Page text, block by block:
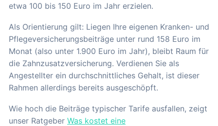
etwa 100 bis 150 Euro im Jahr erzielen.
Als Orientierung gilt: Liegen Ihre eigenen Kranken- und
Pflegeversicherungsbeiträge unter rund 158 Euro im
Monat (also unter 1.900 Euro im Jahr), bleibt Raum für
die Zahnzusatzversicherung. Verdienen Sie als
Angestellter ein durchschnittliches Gehalt, ist dieser
Rahmen allerdings bereits ausgeschöpft.
Wie hoch die Beiträge typischer Tarife ausfallen, zeigt
unser Ratgeber Was kostet eine